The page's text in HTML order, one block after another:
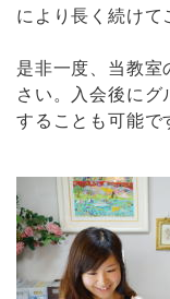
により長く続けて
是非一度、当教
さい。入会後に
することも可能で